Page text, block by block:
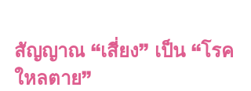
สัญญาณ “เสี่ยง” เป็น “โรค
ใหลตาย”